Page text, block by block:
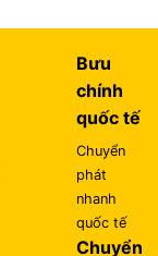
Bưu
chính
quốc tế
Chuyển
phát
nhanh
quốc tế
Chuyển